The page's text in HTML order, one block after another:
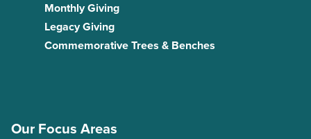
Monthly Giving
Legacy Giving
Commemorative Trees & Benches
Our Focus Areas